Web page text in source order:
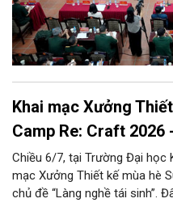
Khai mạc Xưởng
Camp Re: Craft 2026
Chiều 6/7, tại Trường Đại học
mạc Xưởng Thiết kế mùa hè
chủ đề “Làng nghề tái sinh”.